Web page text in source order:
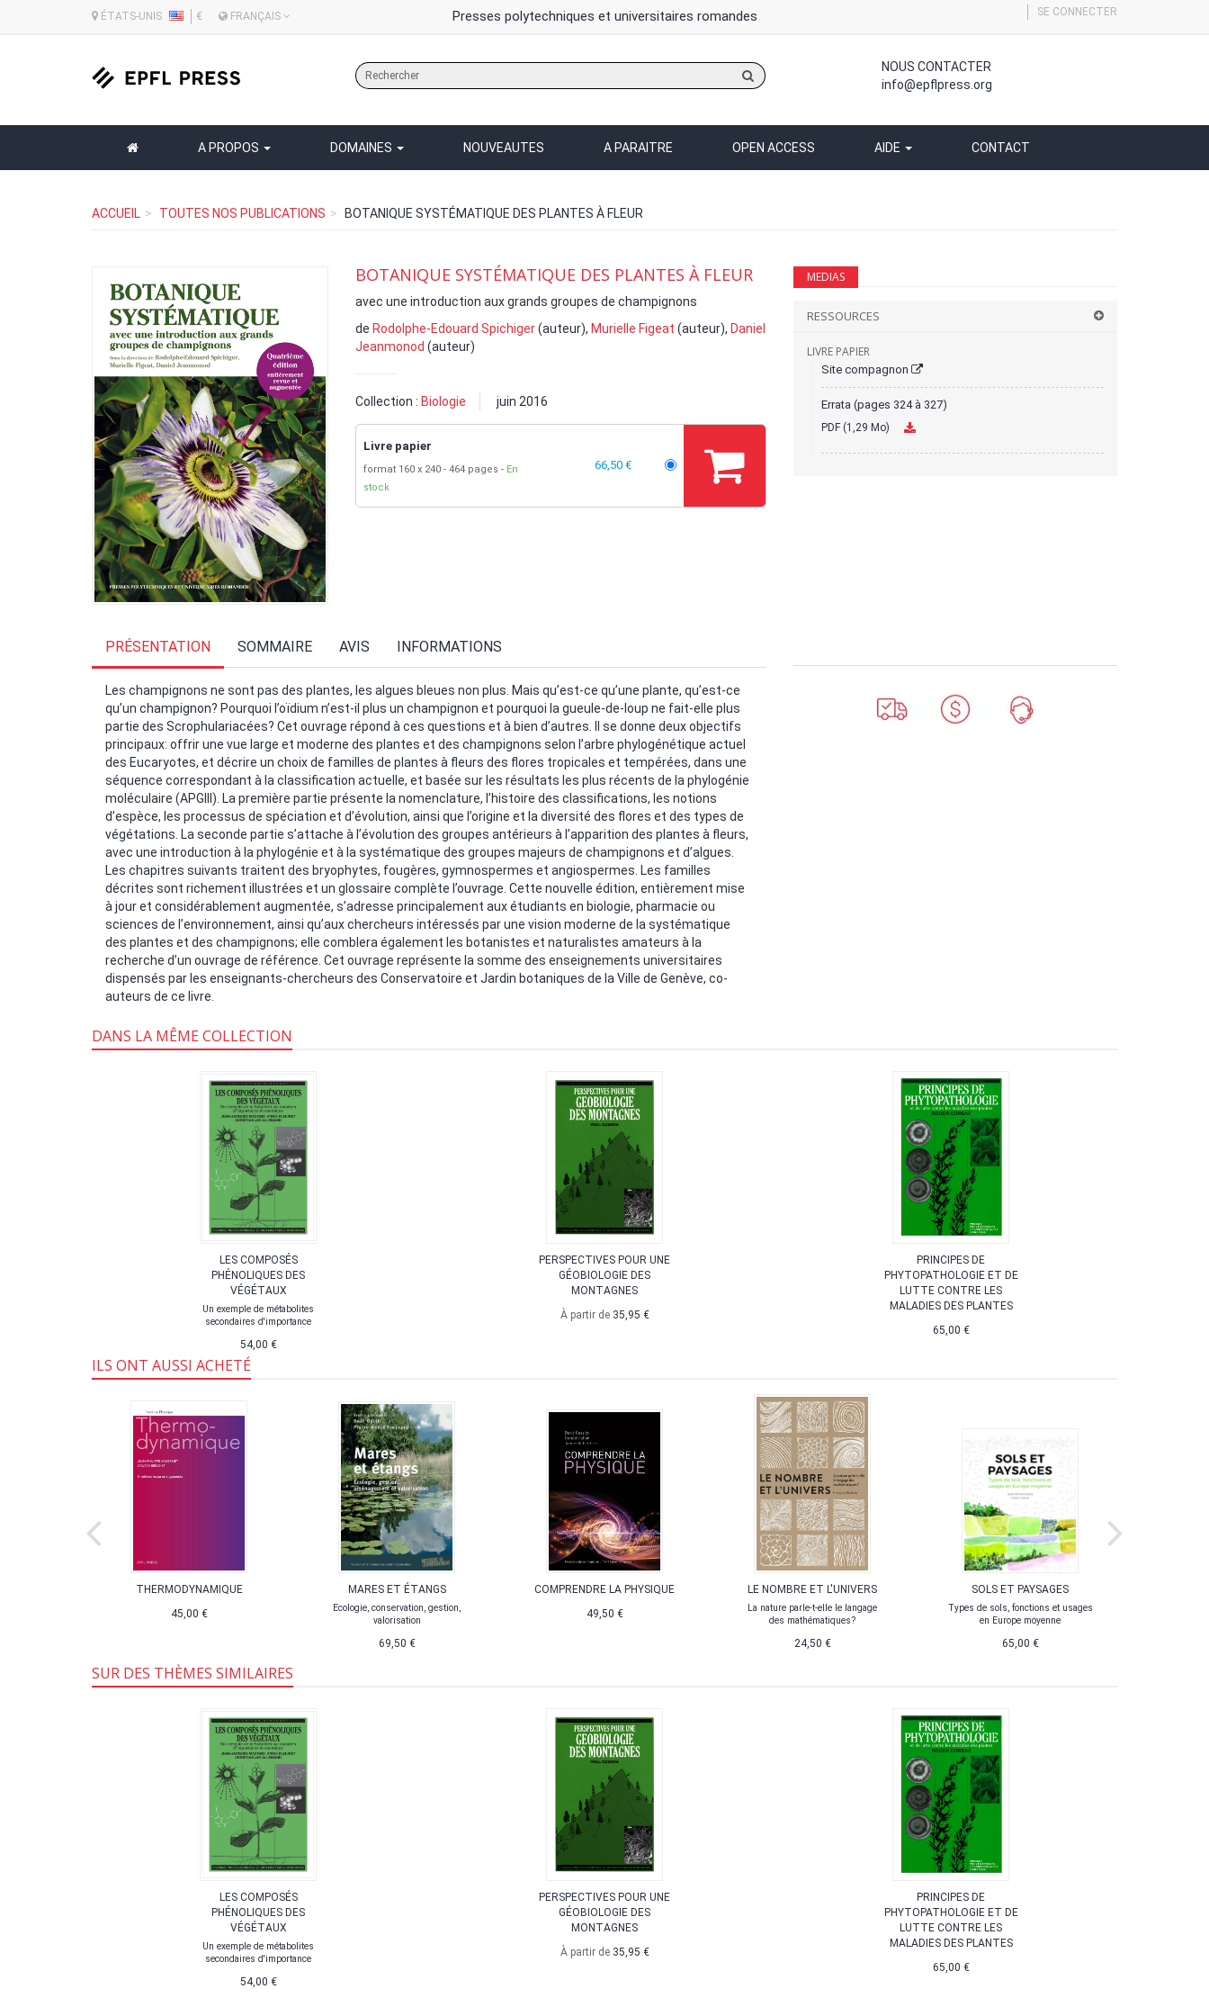
ÉTATS-UNIS € FRANÇAIS Presses polytechniques et universitaires romandes SE CONNECTER
sur
site
NOUS CONTACTER
info@epflpress.org
A PROPOS DOMAINES NOUVEAUTES A PARAITRE OPEN ACCESS AIDE CONTACT
ACCUEIL TOUTES NOS PUBLICATIONS BOTANIQUE SYSTÉMATIQUE DES PLANTES À FLEUR
BOTANIQUE SYSTÉMATIQUE DES PLANTES À FLEUR
avec une introduction aux grands groupes de champignons
de Rodolphe-Edouard Spichiger(auteur), Murielle Figeat (auteur), Daniel
Jeanmonod (auteur)
Collection : Biologie juin 2016
Livre papier
format 160 x 240 464 pages
En
stock
66,50 €
MEDIAS
RESSOURCES
LIVRE PAPIER
Site compagnon
Errata (pages 324 à 327)
PDF (1,29 Mo)
PRÉSENTATION SOMMAIRE AVIS INFORMATIONS
Les champignons ne sont pas des plantes, les algues bleues non plus. Mais qu’est-ce qu’une plante, qu’est-ce
qu’un champignon? Pourquoi l’oïdium n’est-il plus un champignon et pourquoi la gueule-de-loup ne fait-elle plus
partie des Scrophulariacées? Cet ouvrage répond à ces questions et à bien d’autres. Il se donne deux objectifs
principaux: offrir une vue large et moderne des plantes et des champignons selon l’arbre phylogénétique actuel
des Eucaryotes, et décrire un choix de familles de plantes à fleurs des flores tropicales et tempérées, dans une
séquence correspondant à la classification actuelle, et basée sur les résultats les plus récents de la phylogénie
moléculaire (APGIII). La première partie présente la nomenclature, l’histoire des classifications, les notions
d’espèce, les processus de spéciation et d’évolution, ainsi que l’origine et la diversité des flores et des types de
végétations. La seconde partie s’attache à l’évolution des groupes antérieurs à l’apparition des plantes à fleurs,
avec une introduction à la phylogénie et à la systématique des groupes majeurs de champignons et d’algues.
Les chapitres suivants traitent des bryophytes, fougères, gymnospermes et angiospermes. Les familles
décrites sont richement illustrées et un glossaire complète l’ouvrage. Cette nouvelle édition, entièrement mise
à jour et considérablement augmentée, s’adresse principalement aux étudiants en biologie, pharmacie ou
sciences de l’environnement, ainsi qu’aux chercheurs intéressés par une vision moderne de la systématique
des plantes et des champignons; elle comblera également les botanistes et naturalistes amateurs à la
recherche d’un ouvrage de référence. Cet ouvrage représente la somme des enseignements universitaires
dispensés par les enseignants-chercheurs des Conservatoire et Jardin botaniques de la Ville de Genève, co-
auteurs de ce livre.
DANS LA MÊME COLLECTION
LES COMPOSÉS
PHÉNOLIQUES DES
VÉGÉTAUX
Un exemple de métabolites
secondaires d'importance
54,00 €
PERSPECTIVES POUR UNE
GÉOBIOLOGIE DES
MONTAGNES
À partir de 35,95 €
PRINCIPES DE
PHYTOPATHOLOGIE ET DE
LUTTE CONTRE LES
MALADIES DES PLANTES
65,00 €
ILS ONT AUSSI ACHETÉ
THERMODYNAMIQUE
45,00 €
MARES ET ÉTANGS
Ecologie, conservation, gestion,
valorisation
69,50 €
COMPRENDRE LA PHYSIQUE
49,50 €
LE NOMBRE ET L'UNIVERS
La nature parle-t-elle le langage
des mathématiques?
24,50 €
SOLS ET PAYSAGES
Types de sols, fonctions et usages
en Europe moyenne
65,00 €
SUR DES THÈMES SIMILAIRES
LES COMPOSÉS
PHÉNOLIQUES DES
VÉGÉTAUX
Un exemple de métabolites
secondaires d'importance
54,00 €
PERSPECTIVES POUR UNE
GÉOBIOLOGIE DES
MONTAGNES
À partir de 35,95 €
PRINCIPES DE
PHYTOPATHOLOGIE ET DE
LUTTE CONTRE LES
MALADIES DES PLANTES
65,00 €